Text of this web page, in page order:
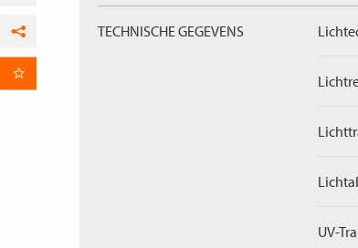
TECHNISCHE GEGEVENS
UV-